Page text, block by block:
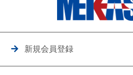
新規会員登録